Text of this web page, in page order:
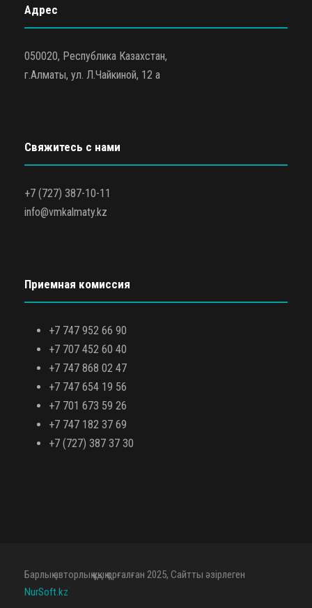
Адрес
050020, Республика Казахстан,
г.Алматы, ул. Л.Чайкиной, 12 а
Свяжитесь с нами
+7 (727) 387-10-11
info@vmkalmaty.kz
Приемная комиссия
+7 747 952 66 90
+7 707 452 60 40
+7 747 868 02 47
+7 747 654 19 56
+7 701 673 59 26
+7 747 182 37 69
+7 (727) 387 37 30
Барлық авторлық құқық қорғалған 2025, Сайтты әзірлеген
NurSoft.kz